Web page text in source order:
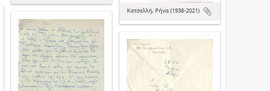
Κατσελλή, Ρήνα (1938-2021)